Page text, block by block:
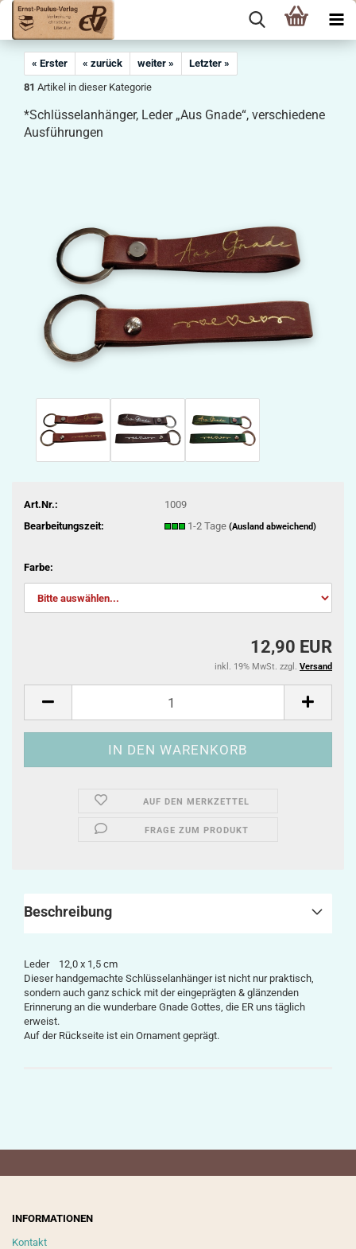
« Erster « zurück weiter »
Letzter »
81 Artikel in dieser Kategorie
*Schlüsselanhänger, Leder „Aus Gnade“, verschiedene
Ausführungen
Art.Nr.:
1009
Bearbeitungszeit:
1-2 Tage (Ausland abweichend)
Farbe:
12,90 EUR
inkl. 19% MwSt. zzgl. Versand
AUF DEN MERKZETTEL
FRAGE ZUM PRODUKT
Beschreibung
Leder 12,0 x 1,5 cm
Dieser handgemachte Schlüssel­anhänger ist nicht nur praktisch,
sondern auch ganz schick mit der eingeprägten & glänzenden
Erinnerung an die wunderbare Gnade Gottes, die ER uns täglich
erweist.
Auf der Rückseite ist ein Ornament geprägt.
INFORMATIONEN
Kontakt